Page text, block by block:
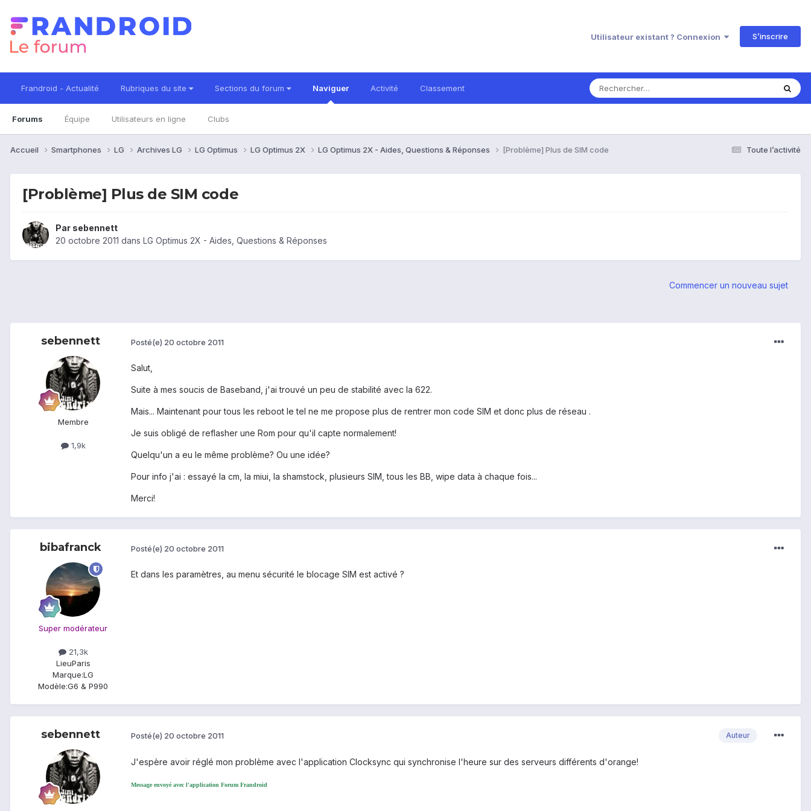
Utilisateur existant ? Connexion S’inscrire
Frandroid - Actualité Rubriques du site Sections du forum Naviguer
Forums Équipe Utilisateurs en ligne Clubs
Activité Classement
Toute l’activité
Accueil Smartphones LG Archives LG LG Optimus LG Optimus 2X LG Optimus 2X - Aides, Questions & Réponses [Problème] Plus de SIM code
[Problème] Plus de SIM code
Par sebennett
20 octobre 2011 dans LG Optimus 2X - Aides, Questions & Réponses
Commencer un nouveau sujet
sebennett
Membre
1,9k
Posté(e) 20 octobre 2011
Salut,
Suite à mes soucis de Baseband, j'ai trouvé un peu de stabilité avec la 622.
Mais... Maintenant pour tous les reboot le tel ne me propose plus de rentrer mon code SIM et donc plus de réseau .
Je suis obligé de reflasher une Rom pour qu'il capte normalement!
Quelqu'un a eu le même problème? Ou une idée?
Pour info j'ai : essayé la cm, la miui, la shamstock, plusieurs SIM, tous les BB, wipe data à chaque fois...
Merci!
bibafranck
Super modérateur
21,3k
LieuParis
Marque:LG
Modèle:G6 & P990
Posté(e) 20 octobre 2011
Et dans les paramètres, au menu sécurité le blocage SIM est activé ?
sebennett Auteur
Posté(e) 20 octobre 2011
J'espère avoir réglé mon problème avec l'application Clocksync qui synchronise l'heure sur des serveurs différents d'orange!
Message envoyé avec l'application Forum Frandroid